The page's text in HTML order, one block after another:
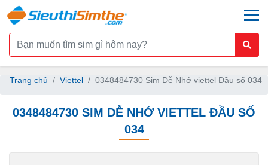
Trang chủ Viettel 0348484730 Sim Dễ Nhớ viettel Đầu số 034
0348484730 SIM DỄ NHỚ VIETTEL ĐẦU SỐ
034